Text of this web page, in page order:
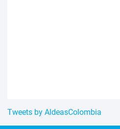
Tweets by AldeasColombia